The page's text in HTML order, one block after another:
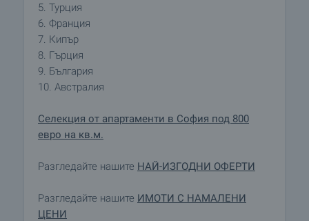
5. Турция
6. Франция
7. Кипър
8. Гърция
9. България
10. Австралия
Селекция от апартаменти в София под 800
евро на кв.м.
Разгледайте нашите НАЙ-ИЗГОДНИ ОФЕРТИ
Разгледайте нашите ИМОТИ С НАМАЛЕНИ
ЦЕНИ